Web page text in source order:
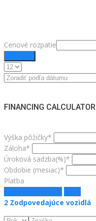
Cenové rozpätie
FINANCING CALCULATOR
Výška pôžičky*
Záloha*
Úroková sadzba(%)*
Obdobie (mesiac)*
Platba
2 Zodpovedajúce vozidlá